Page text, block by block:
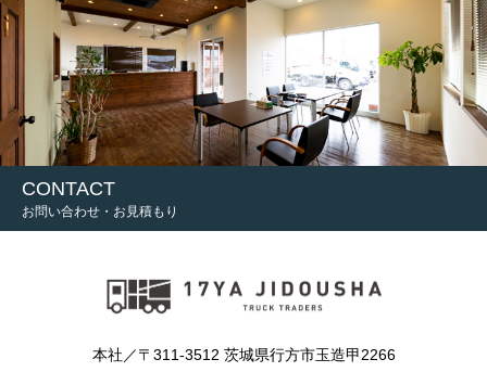
CONTACT
お問い合わせ・お見積もり
本社／〒311-3512 茨城県行方市玉造甲2266